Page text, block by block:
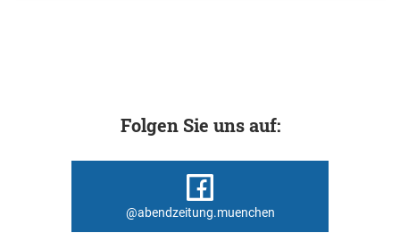
Folgen Sie uns auf:
@abendzeitung.muenchen